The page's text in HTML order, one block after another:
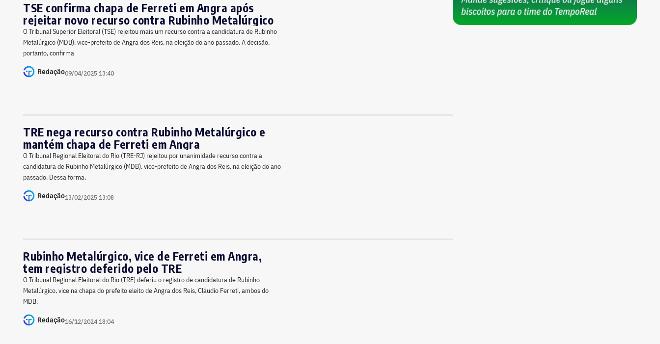
TSE confirma chapa de Ferreti em Angra após
rejeitar novo recurso contra Rubinho Metalúrgico
O Tribunal Superior Eleitoral (TSE) rejeitou mais um recurso contra a candidatura de Rubinho
Metalúrgico (MDB), vice-prefeito de Angra dos Reis, na eleição do ano passado. A decisão,
portanto, confirma
Redação09/04/2025 13:40
TRE nega recurso contra Rubinho Metalúrgico e
mantém chapa de Ferreti em Angra
O Tribunal Regional Eleitoral do Rio (TRE-RJ) rejeitou por unanimidade recurso contra a
candidatura de Rubinho Metalúrgico (MDB), vice-prefeito de Angra dos Reis, na eleição do ano
passado. Dessa forma,
Redação13/02/2025 13:08
Rubinho Metalúrgico, vice de Ferreti em Angra,
tem registro deferido pelo TRE
O Tribunal Regional Eleitoral do Rio (TRE) deferiu o registro de candidatura de Rubinho
Metalúrgico, vice na chapa do prefeito eleito de Angra dos Reis, Cláudio Ferreti, ambos do
MDB.
Redação16/12/2024 18:04